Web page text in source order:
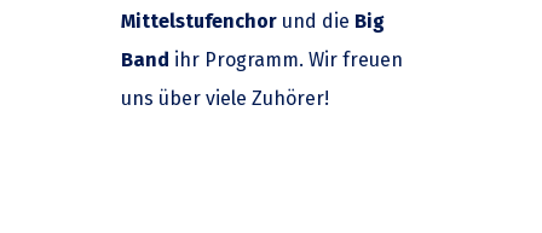
Mittelstufenchor und die Big
Band ihr Programm. Wir freuen
uns über viele Zuhörer!